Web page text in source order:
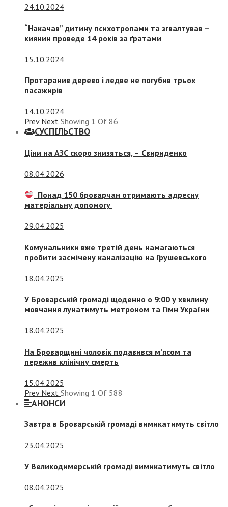
24.10.2024
“Накачав” дитину психотропами та згвалтував –
киянин проведе 14 років за ґратами
15.10.2024
Протаранив дерево і ледве не погубив трьох
пасажирів
14.10.2024
Prev Next Showing 1 Of 86
СУСПIЛЬСТВО
Ціни на АЗС скоро знизяться, – Свириденко
08.04.2026
Понад 150 броварчан отримають адресну
матеріальну допомогу
29.04.2025
Комунальники вже третій день намагаються
пробити засмічену каналізацію на Грушевського
18.04.2025
У Броварській громаді щоденно о 9:00 у хвилину
мовчання лунатимуть метроном та Гімн України
18.04.2025
На Броварщині чоловік подавився м’ясом та
пережив клінічну смерть
15.04.2025
Prev Next Showing 1 Of 588
АНОНСИ
Завтра в Броварській громаді вимикатимуть світло
23.04.2025
У Великодимерській громаді вимикатимуть світло
08.04.2025